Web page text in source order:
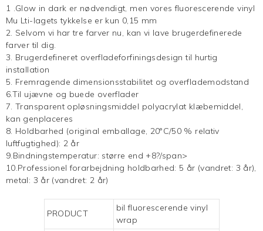
1 .Glow in dark er nødvendigt, men vores fluorescerende vinyl
Mu Lti-lagets tykkelse er kun 0,15 mm
2. Selvom vi har tre farver nu, kan vi lave brugerdefinerede
farver til dig.
3. Brugerdefineret overfladeforfiningsdesign til hurtig
installation
5. Fremragende dimensionsstabilitet og overflademodstand
6.Til ujævne og buede overflader
7. Transparent opløsningsmiddel polyacrylat klæbemiddel,
kan genplaceres
8. Holdbarhed (original emballage, 20°C/50 % relativ
luftfugtighed): 2 år
9.Bindningstemperatur: større end +8?/span>
10.Professionel forarbejdning holdbarhed: 5 år (vandret: 3 år),
metal: 3 år (vandret: 2 år)
PRODUCT
bil fluorescerende vinyl
wrap